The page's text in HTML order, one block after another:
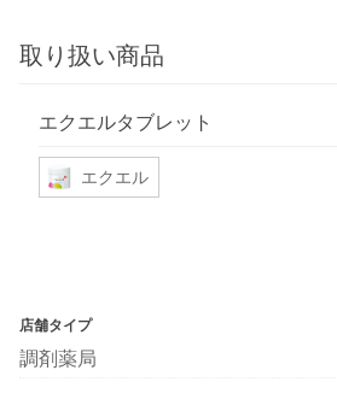
取り扱い商品
エクエルタブレット
エクエル
店舗タイプ
調剤薬局